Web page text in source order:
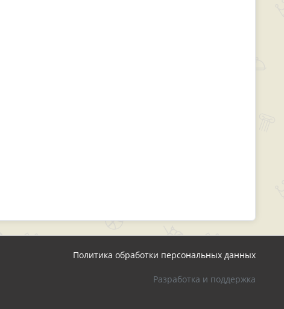
Политика обработки персональных данных
Разработка и поддержка